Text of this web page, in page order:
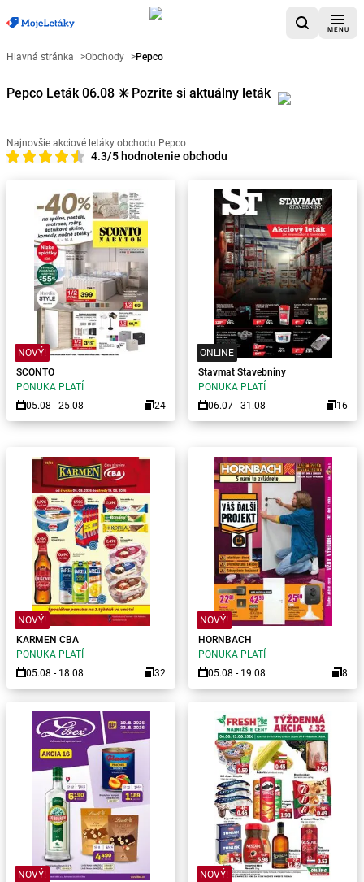
MENU
Hlavná stránka >Obchody >Pepco
Pepco Leták 06.08 ✳️ Pozrite si aktuálny leták
Najnovšie akciové letáky obchodu Pepco
4.3/5 hodnotenie obchodu
NOVÝ!
SCONTO
PONUKA PLATÍ
05.08 - 25.08
24
ONLINE
Stavmat Stavebniny
PONUKA PLATÍ
06.07 - 31.08
16
NOVÝ!
KARMEN CBA
PONUKA PLATÍ
05.08 - 18.08
32
NOVÝ!
HORNBACH
PONUKA PLATÍ
05.08 - 19.08
8
NOVÝ!
NOVÝ!